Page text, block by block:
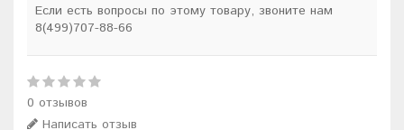
Если есть вопросы по этому товару, звоните нам
8(499)707-88-66
0 отзывов
Написать отзыв